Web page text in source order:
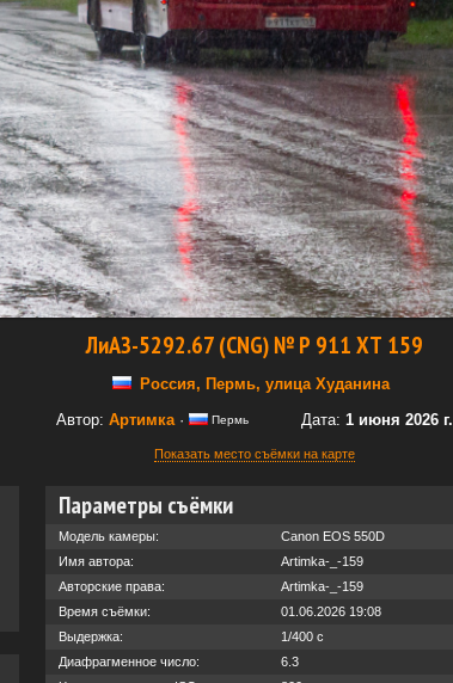
ЛиАЗ-5292.67 (CNG) № Р 911 ХТ 159
Россия, Пермь, улица Худанина
Автор: Артимка· Пермь Дата: 1 июня 2026 г.
Показать место съёмки на карте
Параметры съёмки
Модель камеры:
Canon EOS 550D
Имя автора:
Artimka-_-159
Авторские права:
Artimka-_-159
Время съёмки:
01.06.2026 19:08
Выдержка:
1/400 с
Диафрагменное число:
6.3